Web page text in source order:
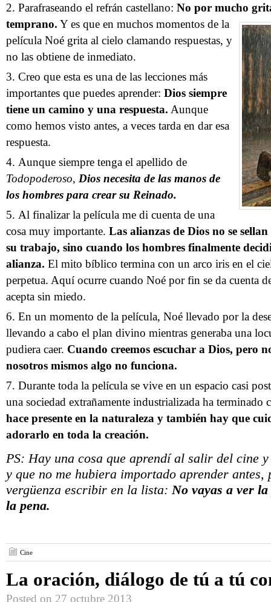
Parafraseando el refrán castellano: No por mucho
temprano. Y es que en muchos momentos de la
película Noé grita al cielo clamando respuestas, y
no las obtiene de inmediato.
Creo que esta es una de las lecciones más
importantes que puedes aprender: Dios siempre
tiene un camino y una respuesta. Aunque
como hemos visto antes, a veces tarda en dar esa
respuesta.
Aunque siempre tenga el apellido de
Todopoderoso, Dios necesita de las manos de
los hombres para crear su Reinado.
Al finalizar la película me di cuenta de una
cosa muy importante. Las alianzas de Dios no se
su trabajo, sino cuando los hombres finalmente
alianza. El mito bíblico termina con un arco iris en el
perpetua. Aquí ocurre cuando Noé por fin se da cuenta
acepta sin miedo.
En un momento de la película, Noé llevado por la
llevando a cabo el plan divino mientras generaba una
pudiera caer. Cuando creemos escuchar a Dios, pero
nosotros mismos algo no funciona.
Durante toda la película se vive en un espacio casi
una sociedad extrañamente industrializada ha terminado
hace presente en la naturaleza y también hay que
adorarlo en toda la creación.
PS: Hay una cosa que aprendí al salir del cine
y que no me hubiera importado aprender antes,
vergüenza escribir en la lista: No vayas a ver
la pena.
Cine
La oración, diálogo de tú a tú
Posted on 27 octubre 2013